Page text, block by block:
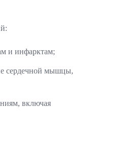
и инфарктам;
сердечной мышцы,
включая